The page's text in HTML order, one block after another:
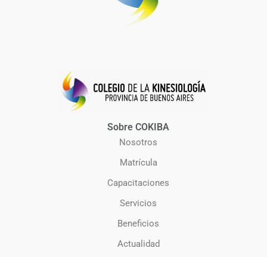
Sobre COKIBA
Nosotros
Matrícula
Capacitaciones
Servicios
Beneficios
Actualidad